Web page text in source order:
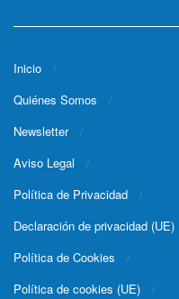
Inicio
Quiénes Somos
Newsletter
Aviso Legal
Política de Privacidad
Declaración de privacidad (UE)
Política de Cookies
Política de cookies (UE)